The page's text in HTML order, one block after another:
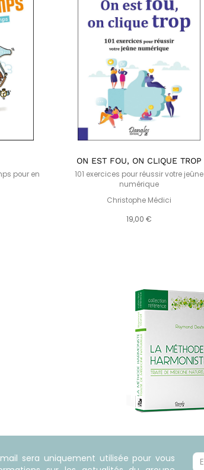
pour en
ON EST FOU, ON CLIQUE TROP
101 exercices pour réussir votre jeûne
numérique
Christophe Médici
19,00 €
sera uniquement utilisée pour vous